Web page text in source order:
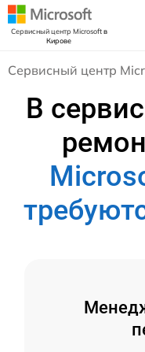
Сервисный центр Microsoftв
Кирове
Сервисный центр
В